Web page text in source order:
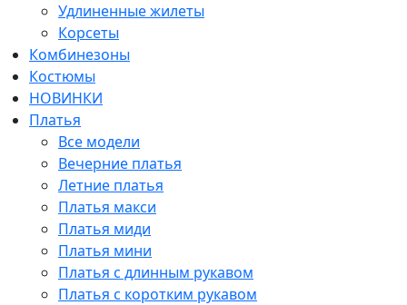
Удлиненные жилеты
Корсеты
Комбинезоны
Костюмы
НОВИНКИ
Платья
Все модели
Вечерние платья
Летние платья
Платья макси
Платья миди
Платья мини
Платья с длинным рукавом
Платья с коротким рукавом